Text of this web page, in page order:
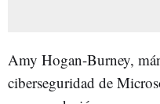
Amy Hogan-Burney,
ciberseguridad de